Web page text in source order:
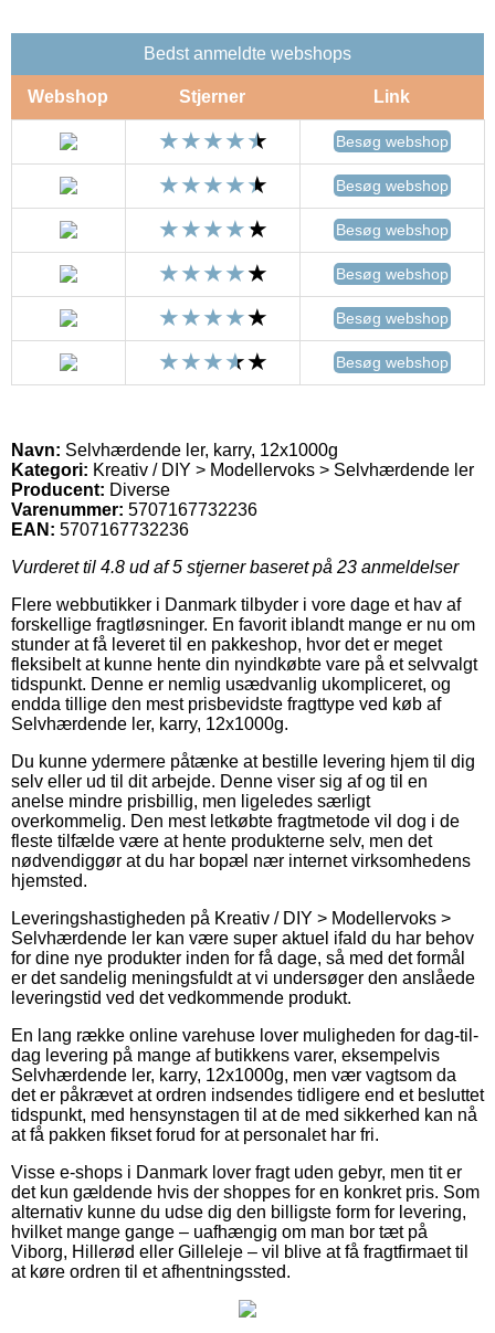
Bedst anmeldte webshops
Webshop Stjerner Link
Besøg webshop
Besøg webshop
Besøg webshop
Besøg webshop
Besøg webshop
Besøg webshop
Navn: Selvhærdende ler, karry, 12x1000g
Kategori: Kreativ / DIY > Modellervoks > Selvhærdende ler
Producent: Diverse
Varenummer: 5707167732236
EAN: 5707167732236
Vurderet til 4.8 ud af 5 stjerner baseret på 23 anmeldelser
Flere webbutikker i Danmark tilbyder i vore dage et hav af
forskellige fragtløsninger. En favorit iblandt mange er nu om
stunder at få leveret til en pakkeshop, hvor det er meget
fleksibelt at kunne hente din nyindkøbte vare på et selvvalgt
tidspunkt. Denne er nemlig usædvanlig ukompliceret, og
endda tillige den mest prisbevidste fragttype ved køb af
Selvhærdende ler, karry, 12x1000g.
Du kunne ydermere påtænke at bestille levering hjem til dig
selv eller ud til dit arbejde. Denne viser sig af og til en
anelse mindre prisbillig, men ligeledes særligt
overkommelig. Den mest letkøbte fragtmetode vil dog i de
fleste tilfælde være at hente produkterne selv, men det
nødvendiggør at du har bopæl nær internet virksomhedens
hjemsted.
Leveringshastigheden på Kreativ / DIY > Modellervoks >
Selvhærdende ler kan være super aktuel ifald du har behov
for dine nye produkter inden for få dage, så med det formål
er det sandelig meningsfuldt at vi undersøger den anslåede
leveringstid ved det vedkommende produkt.
En lang række online varehuse lover muligheden for dag-til-
dag levering på mange af butikkens varer, eksempelvis
Selvhærdende ler, karry, 12x1000g, men vær vagtsom da
det er påkrævet at ordren indsendes tidligere end et besluttet
tidspunkt, med hensynstagen til at de med sikkerhed kan nå
at få pakken fikset forud for at personalet har fri.
Visse e-shops i Danmark lover fragt uden gebyr, men tit er
det kun gældende hvis der shoppes for en konkret pris. Som
alternativ kunne du udse dig den billigste form for levering,
hvilket mange gange – uafhængig om man bor tæt på
Viborg, Hillerød eller Gilleleje – vil blive at få fragtfirmaet til
at køre ordren til et afhentningssted.